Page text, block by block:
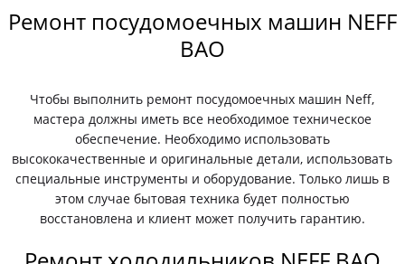
Ремонт посудомоечных машин NEFF
ВАО
Чтобы выполнить ремонт посудомоечных машин Neff,
мастера должны иметь все необходимое техническое
обеспечение. Необходимо использовать
высококачественные и оригинальные детали, использовать
специальные инструменты и оборудование. Только лишь в
этом случае бытовая техника будет полностью
восстановлена и клиент может получить гарантию.